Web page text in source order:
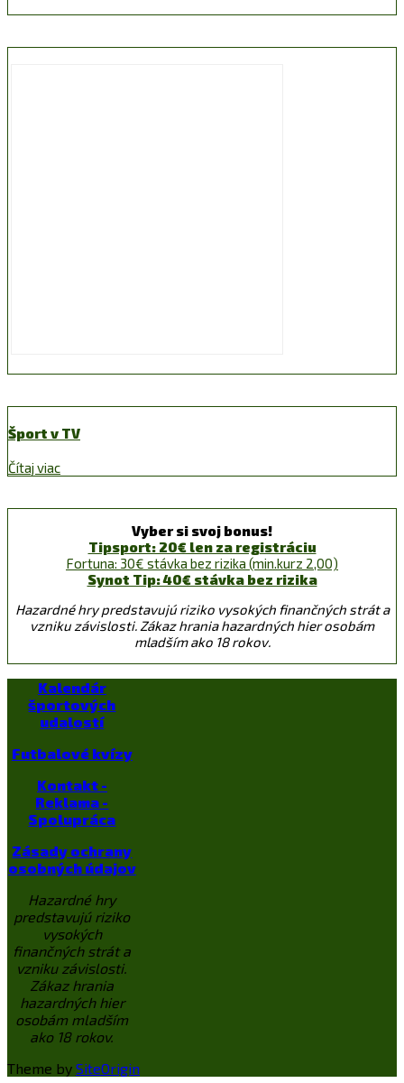
Šport v TV
Čítaj viac
Vyber si svoj bonus!
Tipsport: 20€ len za registráciu
Fortuna: 30€ stávka bez rizika (min.kurz 2,00)
Synot Tip: 40€ stávka bez rizika
Hazardné hry predstavujú riziko vysokých finančných strát a
vzniku závislosti. Zákaz hrania hazardných hier osobám
mladším ako 18 rokov.
Kalendár
športových
udalostí
Futbalové kvízy
Kontakt -
Reklama -
Spolupráca
Zásady ochrany
osobných údajov
Hazardné hry
predstavujú riziko
vysokých
finančných strát a
vzniku závislosti.
Zákaz hrania
hazardných hier
osobám mladším
ako 18 rokov.
Theme by SiteOrigin